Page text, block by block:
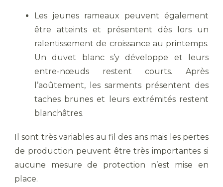
Les jeunes rameaux peuvent également
être atteints et présentent dès lors un
ralentissement de croissance au printemps.
Un duvet blanc s’y développe et leurs
entre-nœuds restent courts. Après
l’aoûtement, les sarments présentent des
taches brunes et leurs extrémités restent
blanchâtres.
Il sont très variables au fil des ans mais les pertes
de production peuvent être très importantes si
aucune mesure de protection n’est mise en
place.